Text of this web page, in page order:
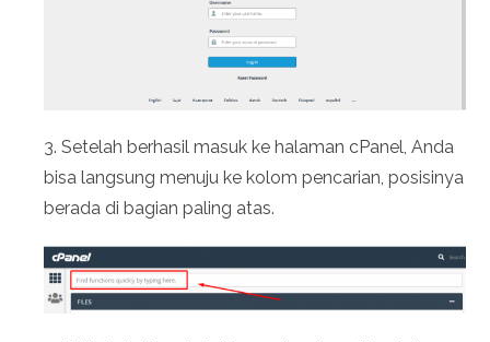
3. Setelah berhasil masuk ke halaman cPanel, Anda
bisa langsung menuju ke kolom pencarian, posisinya
berada di bagian paling atas.